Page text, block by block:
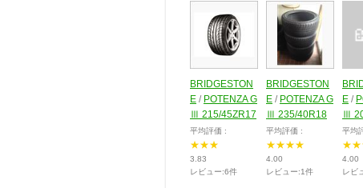
BRIDGESTON
E / POTENZA G
Ⅲ 215/45ZR17
平均評価 :
★★★
3.83
レビュー:6件
BRIDGESTON
E / POTENZA G
Ⅲ 235/40R18
平均評価 :
★★★★
4.00
レビュー:1件
E /
Ⅲ
平均
4.00
レビ